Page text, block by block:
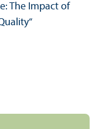
The Impact of